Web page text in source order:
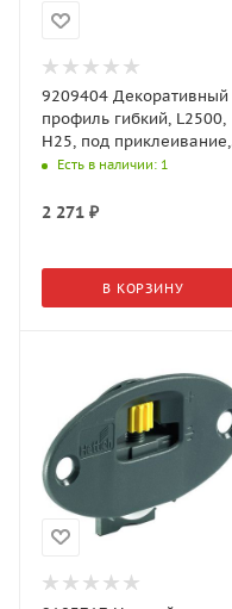
9209404 Декоративный
профиль гибкий, L2500,
H25, под приклеивание,
белый
Есть в наличии: 1
2 271 ₽
В КОРЗИНУ